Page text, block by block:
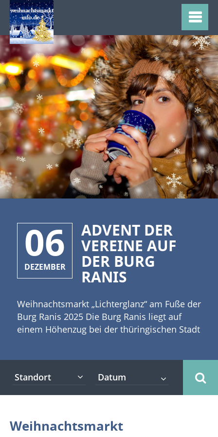
06
DEZEMBER
ADVENT DER
VEREINE AUF
DER BURG
RANIS
Weihnachtsmarkt „Lichterglanz“ am Fuße der
Burg Ranis 2025 Die Burg Ranis liegt auf
einem Höhenzug bei der thüringischen Stadt
stock.adobe.com[/caption] Weihnachtliche
Stimmung wird es am zweiten
Ranis geben. Vielleicht hilft auch Frau Holle
ein wenig und verschafft dem ohnehin
Standort
Weihnachtsmarkt